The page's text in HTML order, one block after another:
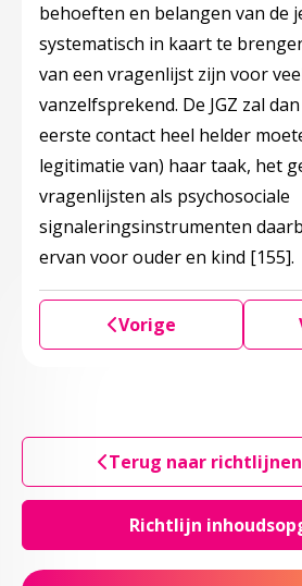
Richtlijn
behoeften en belangen van de
systematisch in kaart te
van een vragenlijst zijn voor
vanzelfsprekend. De JGZ zal
eerste contact heel helder
legitimatie van) haar taak, het
vragenlijsten als psychosociale
signaleringsinstrumenten
ervan voor ouder en kind [155].
Vorige
Terug naar